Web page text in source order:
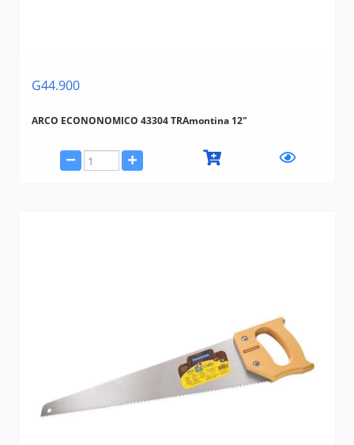
G44.900
ARCO ECONONOMICO 43304 TRAmontina 12"